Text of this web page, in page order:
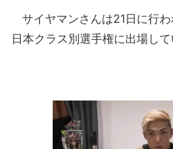
サイヤマンさんは21日に行
日本クラス別選手権に出場して